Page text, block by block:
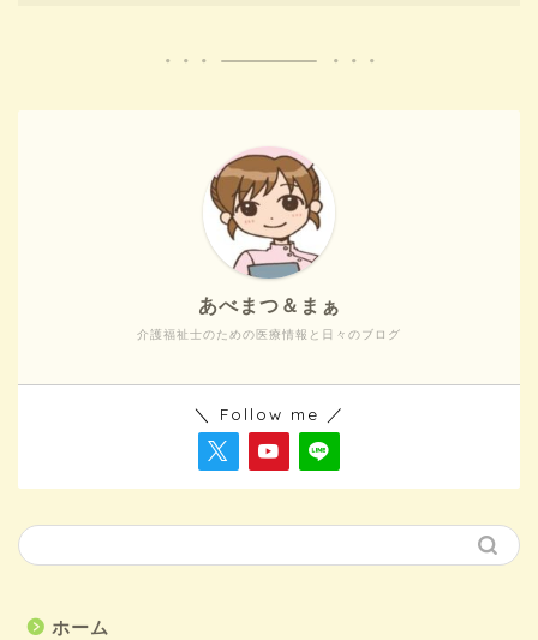
介護福祉士のための医療情報と日々のブログ
あべまつ＆まぁ
＼ Follow me ／
ホーム